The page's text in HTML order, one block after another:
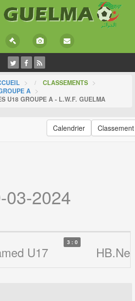
> CLASSEMENTS >
A >
U18 GROUPE A - L.W.F. GUELMA
Calendrier Classement
03-2024
U17
3 : 0